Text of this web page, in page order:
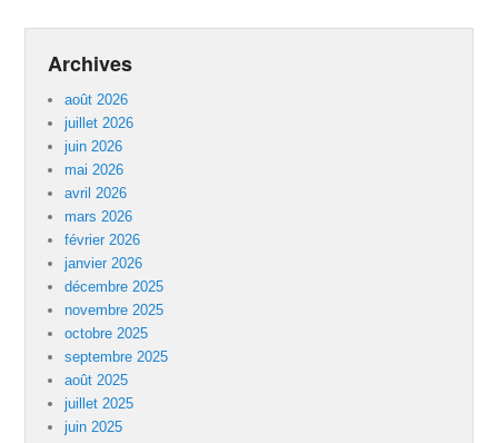
Archives
août 2026
juillet 2026
juin 2026
mai 2026
avril 2026
mars 2026
février 2026
janvier 2026
décembre 2025
novembre 2025
octobre 2025
septembre 2025
août 2025
juillet 2025
juin 2025